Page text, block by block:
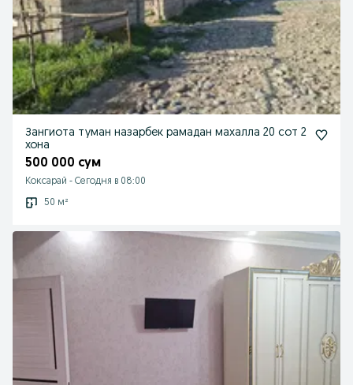
Зангиота туман назарбек рамадан махалла 20 сот 2
хона
500 000 сум
Коксарай - Сегодня в 08:00
50 м²